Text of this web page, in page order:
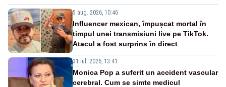
5 aug. 2026, 10:46
Influencer mexican, împușcat mortal în
timpul unei transmisiuni live pe TikTok.
Atacul a fost surprins în direct
31 iul. 2026, 13:41
Monica Pop a suferit un accident vascular
cerebral. Cum se simte medicul